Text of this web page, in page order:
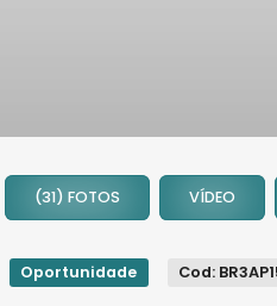
2
3
(31) FOTOS VÍDEO
Oportunidade Cod: